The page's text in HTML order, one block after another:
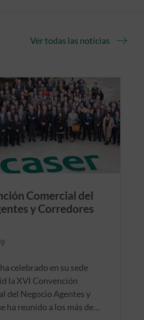
Ver todas las noticias
Comercial del
y Corredores
celebrado en su sede
la XVI Convención
del Negocio Agentes y
ha reunido a los más de